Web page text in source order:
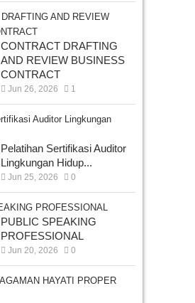
CONTRACT DRAFTING
AND REVIEW BUSINESS
CONTRACT
Jun 26, 2026 1
Pelatihan Sertifikasi Auditor
Lingkungan Hidup...
Jun 25, 2026 0
PUBLIC SPEAKING
PROFESSIONAL
Jun 20, 2026 0